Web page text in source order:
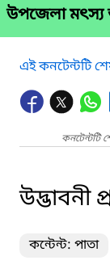
উপজেলা মৎস্য
এই কনটেন্টটি
কনটেন্টটি
উদ্ভাবনী
কন্টেন্ট: পাতা